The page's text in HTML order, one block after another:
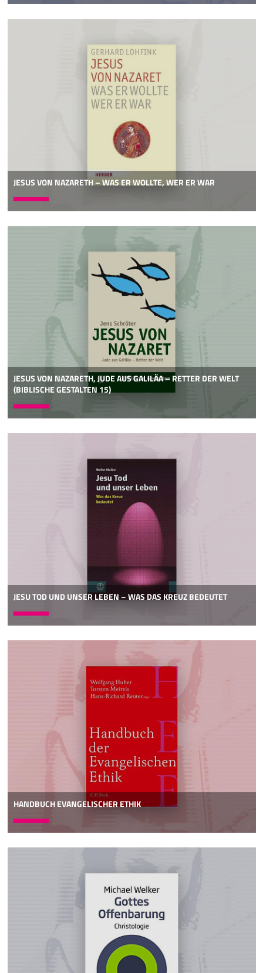
JESUS VON NAZARETH – WAS ER WOLLTE, WER ER WAR
JESUS VON NAZARETH, JUDE AUS GALILÄA – RETTER DER WELT
(BIBLISCHE GESTALTEN 15)
JESU TOD UND UNSER LEBEN – WAS DAS KREUZ BEDEUTET
HANDBUCH EVANGELISCHER ETHIK